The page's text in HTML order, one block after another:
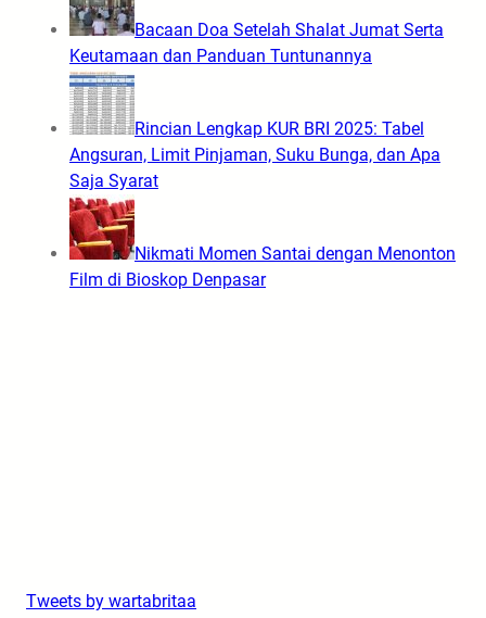
Bacaan Doa Setelah Shalat Jumat Serta
Keutamaan dan Panduan Tuntunannya
Rincian Lengkap KUR BRI 2025: Tabel
Angsuran, Limit Pinjaman, Suku Bunga, dan Apa
Saja Syarat
Nikmati Momen Santai dengan Menonton
Film di Bioskop Denpasar
Tweets by wartabritaa